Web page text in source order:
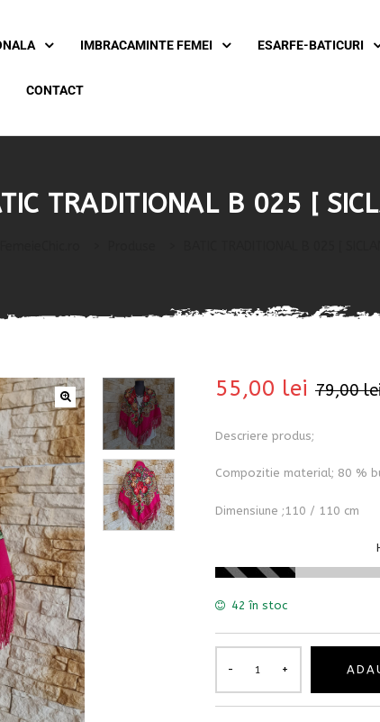
IMBRACAMINTE FEMEI ESARFE-BATICURI
CONTACT
TRADITIONAL B 025 [
79,00
55,00 lei
Descriere produs;
Compozitie material; 80 %
Dimensiune ;110 / 110 cm
42 în stoc